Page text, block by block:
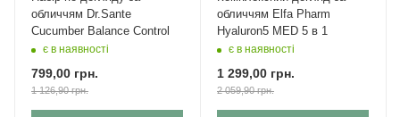
обличчям Dr.Sante
Cucumber Balance Control
є в наявності
799,00 грн.
1 126,90грн.
обличчям Elfa Pharm
Hyaluron5 MED 5 в 1
є в наявності
1 299,00 грн.
2 059,90грн.